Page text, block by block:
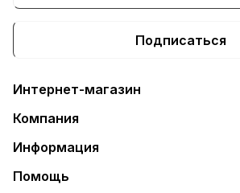
Подписаться
Интернет-магазин
Компания
Информация
Помощь